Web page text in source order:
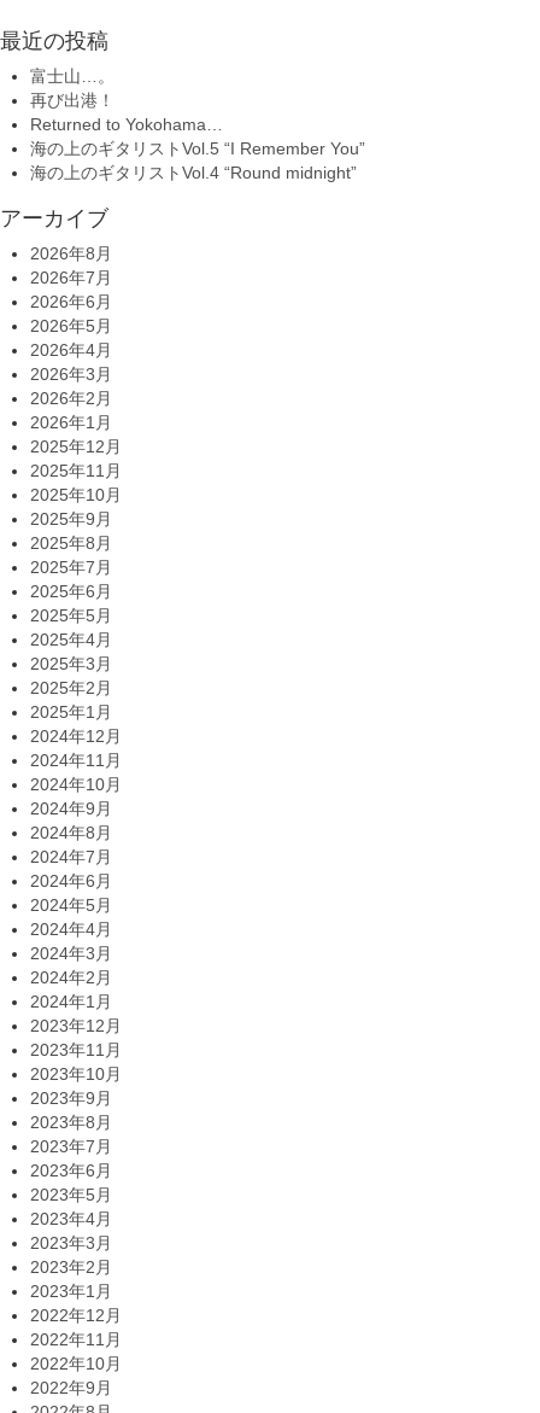
最近の投稿
富士山…。
再び出港！
Returned to Yokohama…
海の上のギタリストVol.5 “I Remember You”
海の上のギタリストVol.4 “Round midnight”
アーカイブ
2026年8月
2026年7月
2026年6月
2026年5月
2026年4月
2026年3月
2026年2月
2026年1月
2025年12月
2025年11月
2025年10月
2025年9月
2025年8月
2025年7月
2025年6月
2025年5月
2025年4月
2025年3月
2025年2月
2025年1月
2024年12月
2024年11月
2024年10月
2024年9月
2024年8月
2024年7月
2024年6月
2024年5月
2024年4月
2024年3月
2024年2月
2024年1月
2023年12月
2023年11月
2023年10月
2023年9月
2023年8月
2023年7月
2023年6月
2023年5月
2023年4月
2023年3月
2023年2月
2023年1月
2022年12月
2022年11月
2022年10月
2022年9月